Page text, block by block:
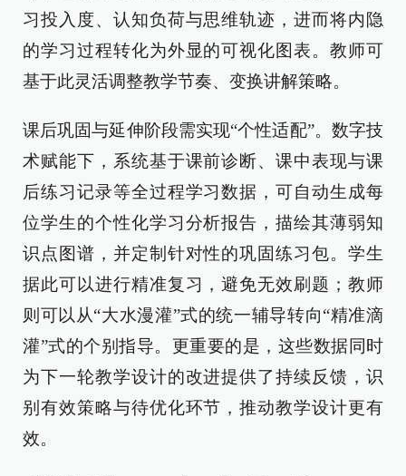
习投入度、认知负荷与思维轨迹，进而将内隐
的学习过程转化为外显的可视化图表。教师可
基于此灵活调整教学节奏、变换讲解策略。
课后巩固与延伸阶段需实现“个性适配”。数字技
术赋能下，系统基于课前诊断、课中表现与课
后练习记录等全过程学习数据，可自动生成每
位学生的个性化学习分析报告，描绘其薄弱知
识点图谱，并定制针对性的巩固练习包。学生
据此可以进行精准复习，避免无效刷题；教师
则可以从“大水漫灌”式的统一辅导转向“精准滴
灌”式的个别指导。更重要的是，这些数据同时
为下一轮教学设计的改进提供了持续反馈，识
别有效策略与待优化环节，推动教学设计更有
效。